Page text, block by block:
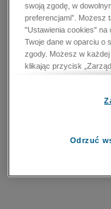
swoją zgodę, w
preferencjami”. Możesz
"Ustawienia cookies"
Twoje dane w oparciu o
zgody. Możesz w
klikając przycisk
cookies" na dole
zapobiegania
przetwarzaniu danych
Odrzuć